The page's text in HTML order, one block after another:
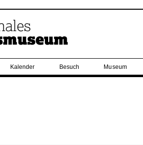
Kalender Besuch Museum